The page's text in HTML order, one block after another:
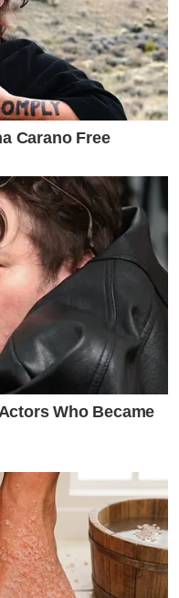
Carano Free
Who Became